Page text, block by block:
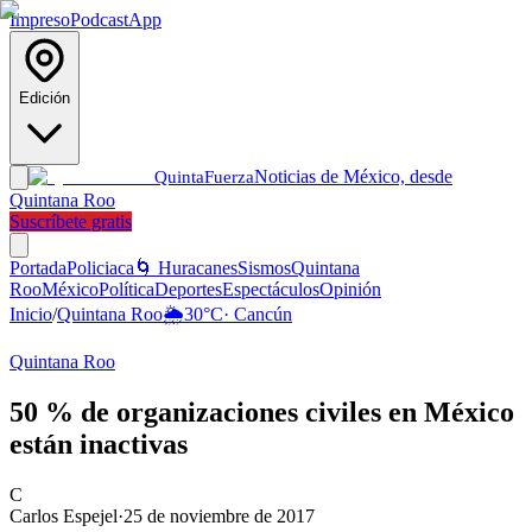
ImpresoPodcastApp
Edición
QuintaFuerzaNoticias de México, desde
Quintana Roo
Suscríbete gratis
PortadaPoliciaca 🌀 HuracanesSismosQuintana
RooMéxicoPolíticaDeportesEspectáculosOpinión
Inicio/Quintana Roo🌦️30°C· Cancún
Quintana Roo
50 % de organizaciones civiles en México
están inactivas
C
Carlos Espejel·25 de noviembre de 2017